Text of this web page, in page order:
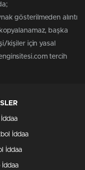
gösterilmeden alıntı
başka
kişiler için yasal
tercih
İddaa
İddaa
İddaa